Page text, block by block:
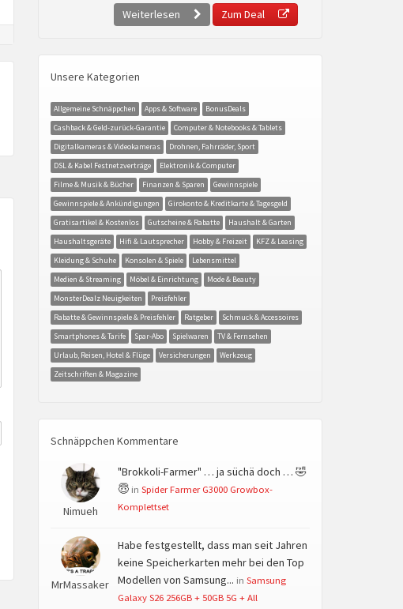
Weiterlesen
Zum Deal
Unsere Kategorien
Allgemeine Schnäppchen Apps & Software
BonusDeals
Cashback & Geld-zurück-Garantie
Computer & Notebooks & Tablets
Digitalkameras & Videokameras
Drohnen, Fahrräder, Sport
DSL & Kabel Festnetzverträge
Elektronik & Computer
Filme & Musik & Bücher
Finanzen & Sparen
Gewinnspiele
Gewinnspiele & Ankündigungen
Girokonto & Kreditkarte & Tagesgeld
Gratisartikel & Kostenlos
Gutscheine & Rabatte
Haushalt & Garten
Haushaltsgeräte
Hifi & Lautsprecher Hobby & Freizeit
KFZ & Leasing
Kleidung & Schuhe
Konsolen & Spiele
Lebensmittel
Medien & Streaming
Möbel & Einrichtung
Mode & Beauty
MonsterDealz Neuigkeiten
Preisfehler
Rabatte & Gewinnspiele & Preisfehler
Ratgeber
Schmuck & Accessoires
Smartphones & Tarife
Spar-Abo Spielwaren
TV & Fernsehen
Urlaub, Reisen, Hotel & Flüge
Versicherungen
Werkzeug
Zeitschriften & Magazine
Schnäppchen Kommentare
Nimueh
"Brokkoli-Farmer" … ja süchä doch … 🤣
😇 in Spider Farmer G3000 Growbox-
Komplettset
MrMassaker
Habe festgestellt, dass man seit Jahren
keine Speicherkarten mehr bei den Top
Modellen von Samsung... in Samsung
Galaxy S26 256GB + 50GB 5G + All